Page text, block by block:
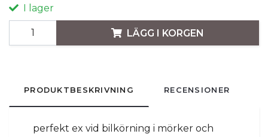
I lager
LÄGG I KORGEN
PRODUKTBESKRIVNING RECENSIONER
perfekt ex vid bilkörning i mörker och